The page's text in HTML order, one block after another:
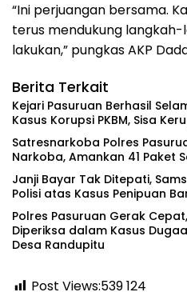
“Ini perjuangan bersama.
terus mendukung
lakukan,” pungkas AKP
Berita Terkait
Kejari Pasuruan Berhasil
Kasus Korupsi PKBM, Sisa
‎Satresnarkoba Polres
Narkoba, Amankan 41 Paket
‎Janji Bayar Tak Ditepati,
Polisi atas Kasus Penipuan
‎Polres Pasuruan Gerak
Diperiksa dalam Kasus
Desa Randupitu ‎
Post Views:539124